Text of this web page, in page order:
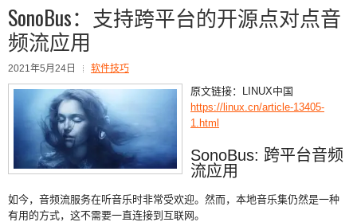
SonoBus：支持跨平台的开源点对点音
频流应用
2021年5月24日 软件技巧
原文链接：LINUX中国
https://linux.cn/article-13405-
1.html
SonoBus: 跨平台音频
流应用
如今，音频流服务在听音乐时非常受欢迎。然而，本地音乐集仍然是一种
有用的方式，这不需要一直连接到互联网。